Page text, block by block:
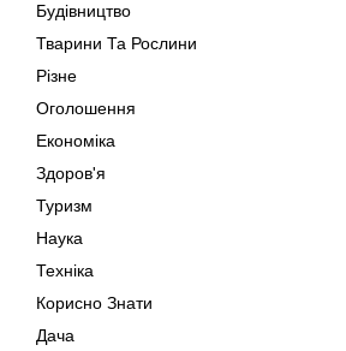
Будівництво
Тварини Та Рослини
Різне
Оголошення
Економіка
Здоров'я
Туризм
Наука
Техніка
Корисно Знати
Дача